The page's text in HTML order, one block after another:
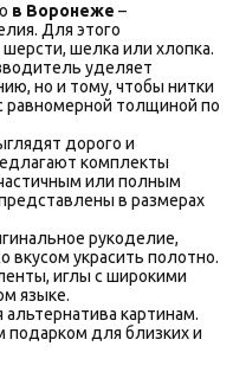
в Воронеже –
Для этого
шерсти, шелка или хлопка.
уделяет
но и тому, чтобы нитки
равномерной толщиной по
дорого и
комплекты
или полным
в размерах
рукоделие,
вкусом украсить полотно.
иглы с широкими
языке.
картинам.
подарком для близких и